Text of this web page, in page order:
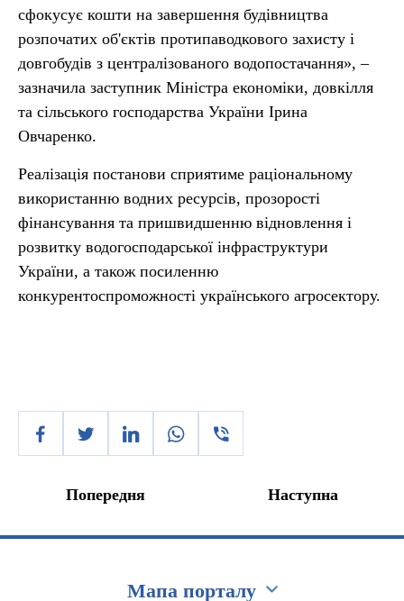
сфокусує кошти на завершення будівництва
розпочатих об'єктів протипаводкового захисту і
довгобудів з централізованого водопостачання», –
зазначила заступник Міністра економіки, довкілля
та сільського господарства України Ірина
Овчаренко.
Реалізація постанови сприятиме раціональному
використанню водних ресурсів, прозорості
фінансування та пришвидшенню відновлення і
розвитку водогосподарської інфраструктури
України, а також посиленню
конкурентоспроможності українського агросектору.
Попередня Наступна
Мапа порталу